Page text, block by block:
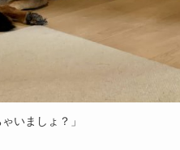
いましょ？」